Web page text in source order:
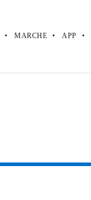
MARCHE APP